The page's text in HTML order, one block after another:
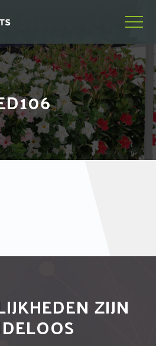
ZIJN